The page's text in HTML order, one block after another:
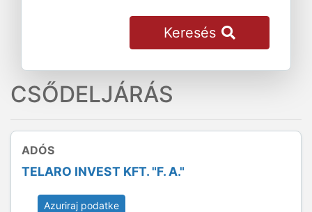
Keresés
CSŐDELJÁRÁS
ADÓS
TELARO INVEST KFT. "F. A."
Azuriraj podatke